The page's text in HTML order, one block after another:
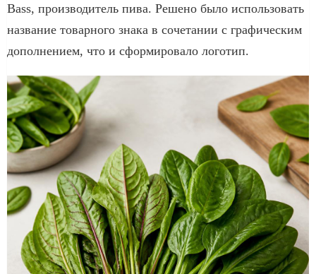
Bass, производитель пива. Решено было использовать
название товарного знака в сочетании с графическим
дополнением, что и сформировало логотип.